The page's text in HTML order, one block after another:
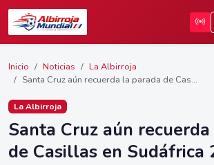
Inicio Noticias
La Albirroja
Santa Cruz aún recuerda la parada de Cas...
La Albirroja
Santa Cruz aún
de Casillas en Sudáfrica